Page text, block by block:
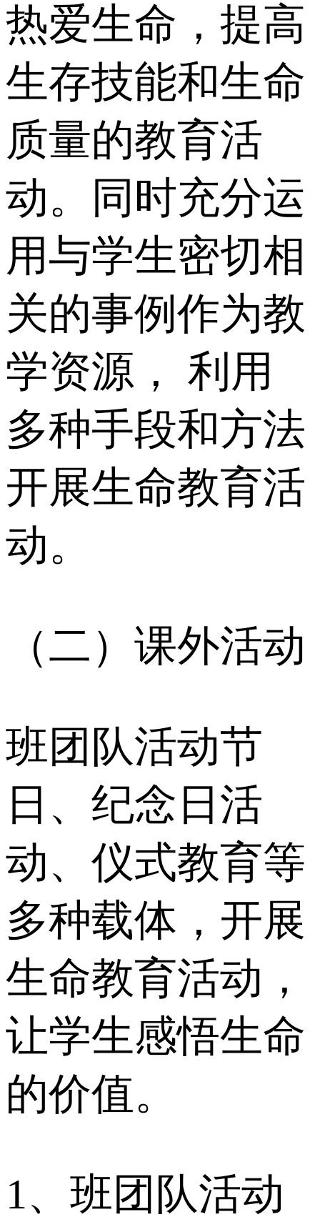
热爱生命，提高
生存技能和生命
质量的教育活
动。同时充分运
用与学生密切相
关的事例作为教
学资源， 利用
多种手段和方法
开展生命教育活
动。
（二）课外活动
班团队活动节
日、纪念日活
动、仪式教育等
多种载体，开展
生命教育活动，
让学生感悟生命
的价值。
1、班团队活动